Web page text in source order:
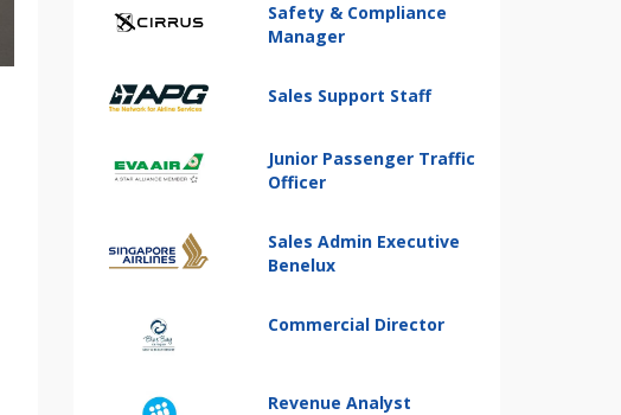
Safety & Compliance
Manager
Sales Support Staff
Junior Passenger Traffic
Officer
Sales Admin Executive
Benelux
Commercial Director
Revenue Analyst